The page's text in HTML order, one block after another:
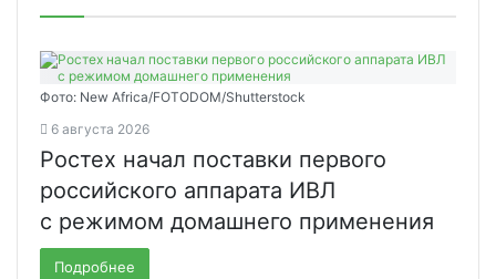
Фото: New Africa/FOTODOM/Shutterstock
6 августа 2026
Ростех начал поставки первого
российского аппарата ИВЛ
с режимом домашнего применения
Подробнее